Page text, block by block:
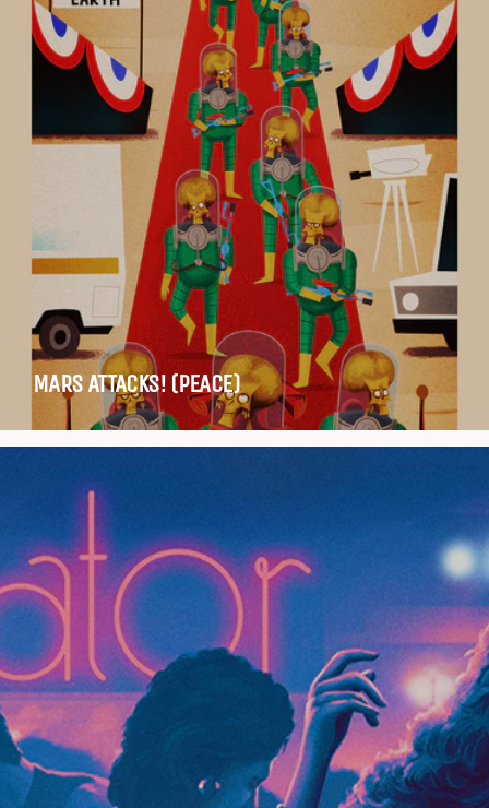
MARS ATTACKS! (PEACE)